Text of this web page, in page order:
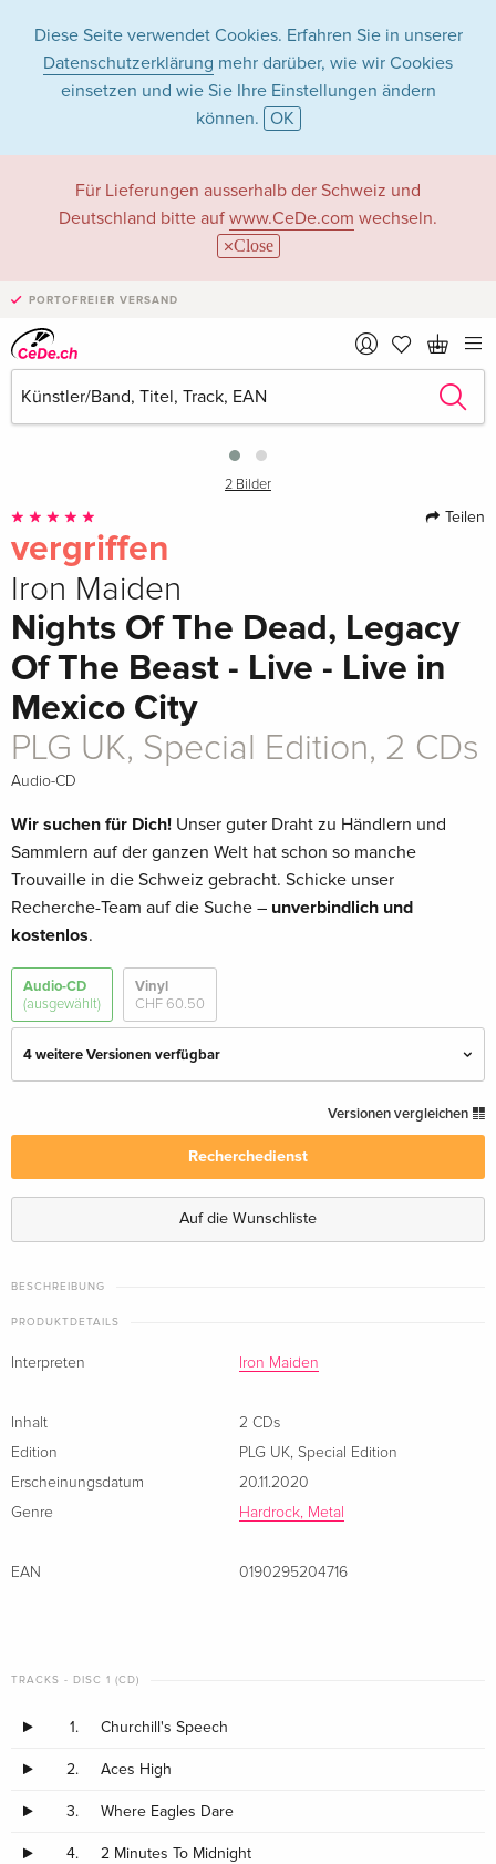
Diese Seite verwendet Cookies. Erfahren Sie in unserer
Datenschutzerklärung mehr darüber, wie wir Cookies
einsetzen und wie Sie Ihre Einstellungen ändern
können. OK
Für Lieferungen ausserhalb der Schweiz und
Deutschland bitte auf www.CeDe.com wechseln.
Close
PORTOFREIER VERSAND
2 Bilder
Teilen
vergriffen
Iron Maiden
Nights Of The Dead, Legacy
Of The Beast - Live - Live in
Mexico City
PLG UK, Special Edition, 2 CDs
Audio-CD
Wir suchen für Dich! Unser guter Draht zu Händlern und
Sammlern auf der ganzen Welt hat schon so manche
Trouvaille in die Schweiz gebracht. Schicke unser
Recherche-Team auf die Suche – unverbindlich und
kostenlos.
Audio-CD
(ausgewählt)
Vinyl
CHF 60.50
4 weitere Versionen verfügbar
CHF 23.50
Digipack, + Poster, BMG Rights, 2 CDs
· US Version
Limited, BMG Rights, Deluxe Edition, 2 CDs
CHF 27.50
PLG UK, Special Edition, 2 CDs —
· Japan Edition
Versionen vergleichen
Recherchedienst
Auf die Wunschliste
BESCHREIBUNG
PRODUKTDETAILS
Interpreten Iron Maiden
Inhalt
2 CDs
Edition
PLG UK Special Edition
Erscheinungsdatum
20.11.2020
Genre
Hardrock, Metal
EAN 0190295204716
TRACKS - DISC 1 (CD)
1. Churchill's Speech
2. Aces High
3. Where Eagles Dare
4. 2 Minutes To Midnight